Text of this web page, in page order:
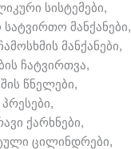
სისტემები,
მანქანები,
მანქანები,
ჩატვირთვა,
წნელები,
პრესები,
ქარხნები,
ცილინდრები,